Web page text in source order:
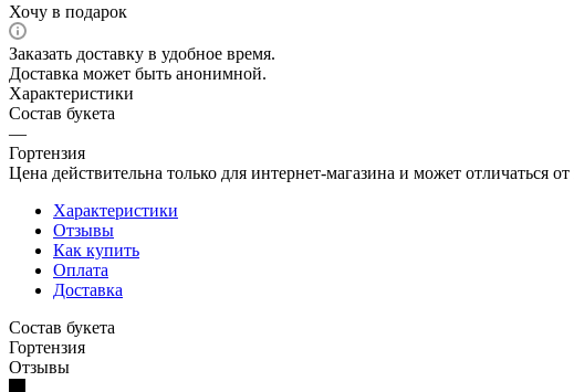
Хочу в подарок
Заказать доставку в удобное время.
Доставка может быть анонимной.
Характеристики
Состав букета
—
Гортензия
Цена действительна только для интернет-магазина и может отличаться
Характеристики
Отзывы
Как купить
Оплата
Доставка
Состав букета
Гортензия
Отзывы